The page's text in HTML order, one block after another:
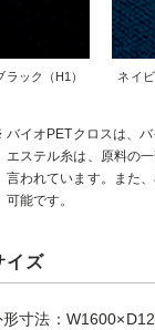
ラック（H1） ネイビ
バイオPETクロスは、
エステル糸は、原料の
言われています。また
可能です。
イズ
形寸法：